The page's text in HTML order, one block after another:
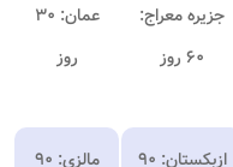
جزیره معراج:
۶۰ روز
عمان: ۳۰
روز
ازبکستان: ۹۰
مالزی: ۹۰